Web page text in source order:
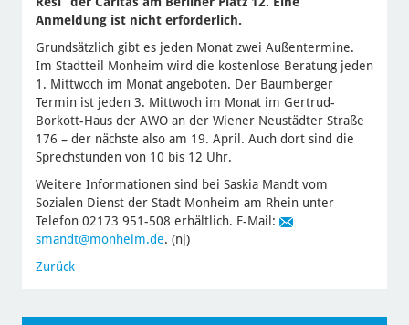
Anmeldung ist nicht erforderlich.
Grundsätzlich gibt es jeden Monat zwei Außentermine.
Im Stadtteil Monheim wird die kostenlose Beratung jeden
1. Mittwoch im Monat angeboten. Der Baumberger
Termin ist jeden 3. Mittwoch im Monat im Gertrud-
Borkott-Haus der AWO an der Wiener Neustädter Straße
176 – der nächste also am 19. April. Auch dort sind die
Sprechstunden von 10 bis 12 Uhr.
Weitere Informationen sind bei Saskia Mandt vom
Sozialen Dienst der Stadt Monheim am Rhein unter
Telefon 02173 951-508 erhältlich. E-Mail:
smandt@monheim.de. (nj)
Zurück